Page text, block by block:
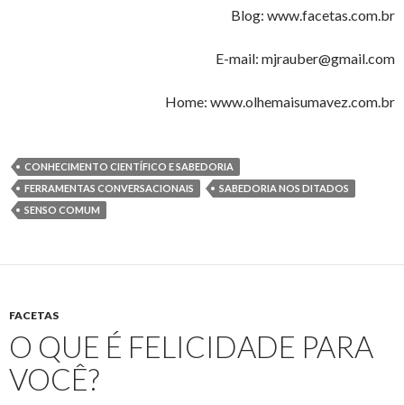
Blog: www.facetas.com.br
E-mail: mjrauber@gmail.com
Home: www.olhemaisumavez.com.br
CONHECIMENTO CIENTÍFICO E SABEDORIA
FERRAMENTAS CONVERSACIONAIS
SABEDORIA NOS DITADOS
SENSO COMUM
FACETAS
O QUE É FELICIDADE PARA
VOCÊ?